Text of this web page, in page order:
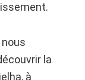
nous
la
à